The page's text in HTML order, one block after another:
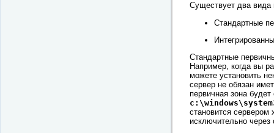
Существует два вида
Стандартные
Стандартные
Например, когда вы
можете установить
сервер не обязан
первичная зона
становится сервером
исключительно через